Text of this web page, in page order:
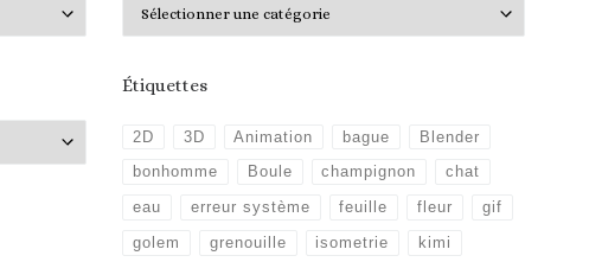
Étiquettes
2D 3D Animation bague Blender
bonhomme Boule champignon chat
eau erreur système feuille fleur gif
golem grenouille isometrie kimi